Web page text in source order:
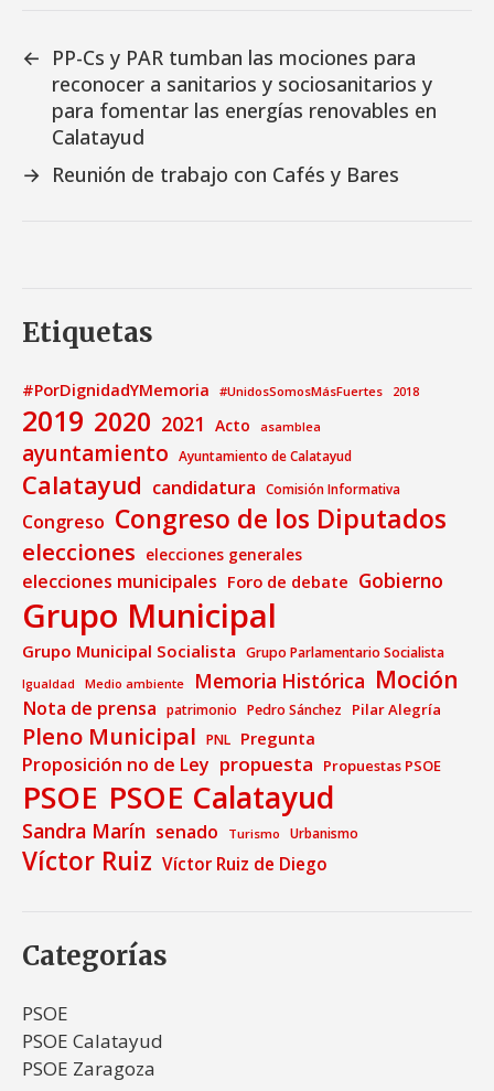
← PP-Cs y PAR tumban las mociones para
reconocer a sanitarios y sociosanitarios y
para fomentar las energías renovables en
Calatayud
→ Reunión de trabajo con Cafés y Bares
Etiquetas
#PorDignidadYMemoria #UnidosSomosMásFuertes 2018
2019 2020 2021 Acto asamblea
ayuntamiento Ayuntamiento de Calatayud
Calatayud candidatura Comisión Informativa
Congreso Congreso de los Diputados
elecciones elecciones generales
elecciones municipales Foro de debate Gobierno
Grupo Municipal
Grupo Municipal Socialista Grupo Parlamentario Socialista
Igualdad Medio ambiente Memoria Histórica Moción
Nota de prensa patrimonio Pedro Sánchez Pilar Alegría
Pleno Municipal PNL Pregunta
Proposición no de Ley propuesta Propuestas PSOE
PSOE PSOE Calatayud
Sandra Marín senado Turismo Urbanismo
Víctor Ruiz Víctor Ruiz de Diego
Categorías
PSOE
PSOE Calatayud
PSOE Zaragoza